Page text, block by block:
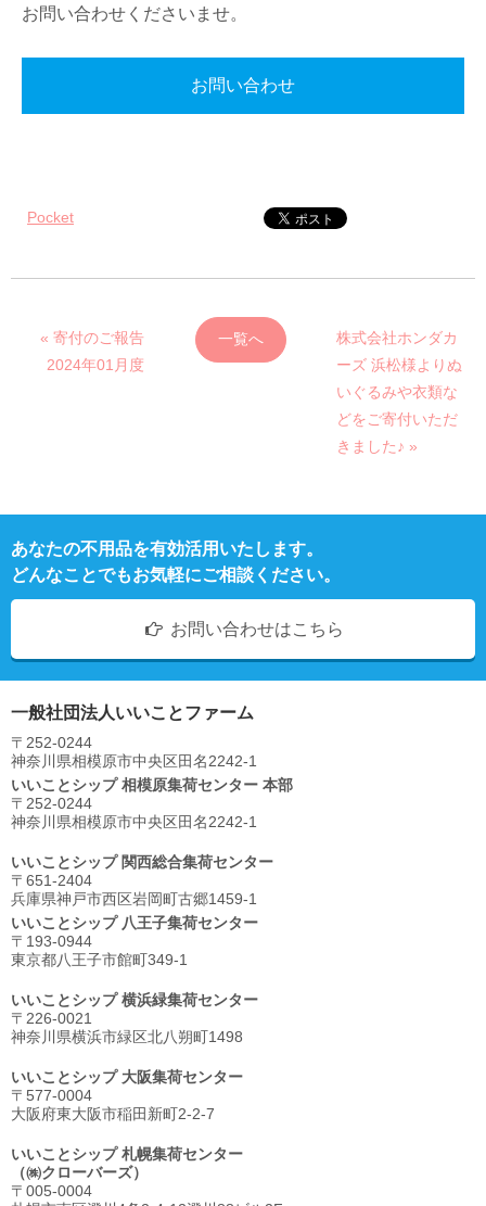
お問い合わせくださいませ。
お問い合わせ
Pocket
« 寄付のご報告
2024年01月度
一覧へ
株式会社ホンダカ
ーズ 浜松様よりぬ
いぐるみや衣類な
どをご寄付いただ
きました♪ »
あなたの不用品を有効活用いたします。
どんなことでもお気軽にご相談ください。
お問い合わせはこちら
一般社団法人いいことファーム
〒252-0244
神奈川県相模原市中央区⽥名2242-1
いいことシップ 相模原集荷センター 本部
〒252-0244
神奈川県相模原市中央区⽥名2242-1
いいことシップ 関西総合集荷センター
〒651-2404
兵庫県神戸市西区岩岡町古郷1459-1
いいことシップ 八王子集荷センター
〒193-0944
東京都八王子市館町349-1
いいことシップ 横浜緑集荷センター
〒226-0021
神奈川県横浜市緑区北八朔町1498
いいことシップ 大阪集荷センター
〒577-0004
大阪府東大阪市稲田新町2-2-7
いいことシップ 札幌集荷センター
（㈱クローバーズ）
〒005-0004